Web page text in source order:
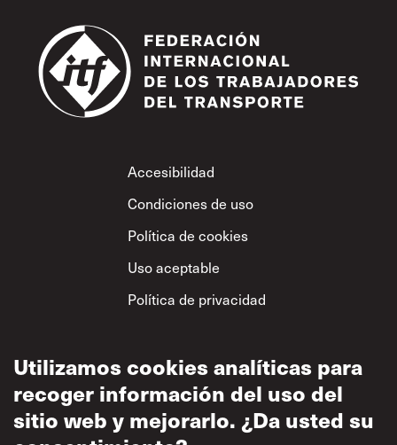
Footer
Accesibilidad
Condiciones de uso
Política de cookies
Uso aceptable
Política de privacidad
Utilizamos cookies analíticas para
recoger información del uso del
sitio web y mejorarlo. ¿Da usted su